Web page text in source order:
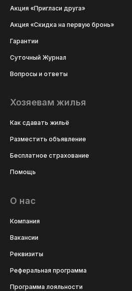
Акция «Пригласи друга»
Акция «Скидка на первую бронь»
Гарантии
Суточный Журнал
Вопросы и ответы
Хозяевам жилья
Как сдавать жильё
Разместить объявление
Бесплатное страхование
Помощь
О нас
Компания
Вакансии
Реквизиты
Реферальная программа
Программа лояльности